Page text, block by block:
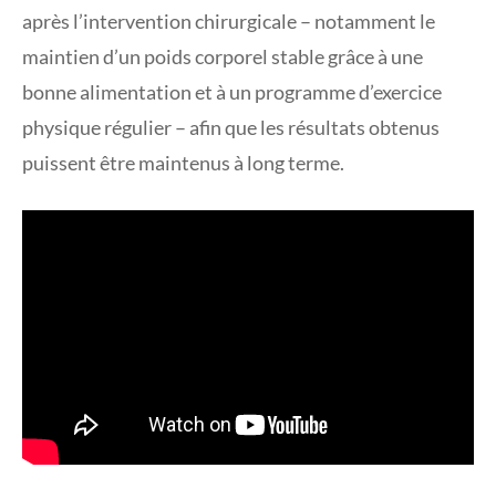
après l’intervention chirurgicale – notamment le
maintien d’un poids corporel stable grâce à une
bonne alimentation et à un programme d’exercice
physique régulier – afin que les résultats obtenus
puissent être maintenus à long terme.